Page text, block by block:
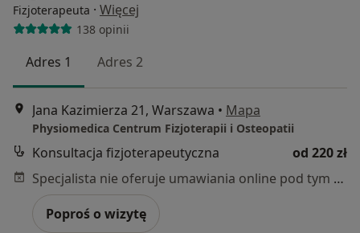
Fizjoterapeuta · Więcej
138 opinii
Adres 1 Adres 2
Jana Kazimierza 21, Warszawa • Mapa
Physiomedica Centrum Fizjoterapii i Osteopatii
Konsultacja fizjoterapeutyczna
od 220 zł
Specjalista nie oferuje umawiania online pod tym adresem.
Poproś o wizytę